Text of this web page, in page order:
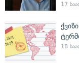
17
18